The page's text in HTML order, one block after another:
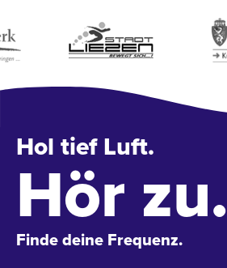
Hol tief Luft.
Hör zu.
Finde deine Frequenz.